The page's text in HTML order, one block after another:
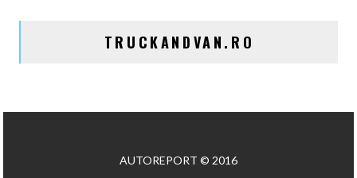
TRUCKANDVAN.RO
AUTOREPORT © 2016